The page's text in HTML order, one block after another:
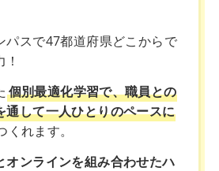
パスで47都道府県どこからで
個別最適化学習で、職員との
通して一人ひとりのペースに
くれます。
オンラインを組み合わせたハ